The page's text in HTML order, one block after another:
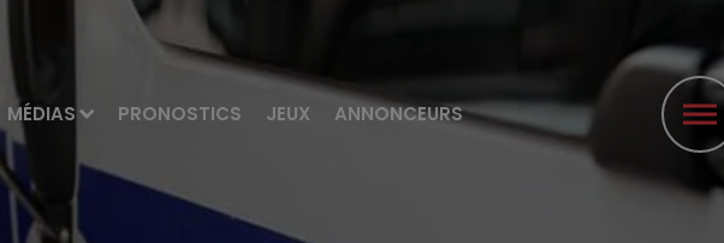
MÉDIAS PRONOSTICS JEUX ANNONCEURS